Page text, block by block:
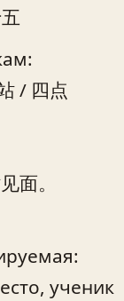
/ 四点
面。
ученик